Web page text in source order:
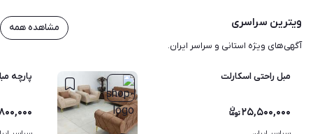
ویترین سراسری
آگهی‌های ویژه استانی و سراسر ایران.
مشاهده همه
مبل راحتی اسکارلت
۲۵,۵۰۰,۰۰۰
پارچه